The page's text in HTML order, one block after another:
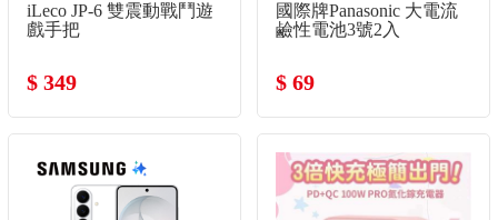
iLeco JP-6 雙震動戰鬥遊
戲手把
$ 349
國際牌Panasonic 大電流
鹼性電池3號2入
$ 69